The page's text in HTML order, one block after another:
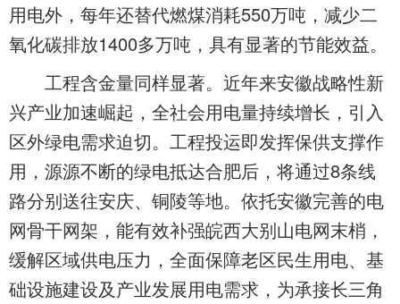
用电外，每年还替代燃煤消耗550万吨，减少二
氧化碳排放1400多万吨，具有显著的节能效益。
工程含金量同样显著。近年来安徽战略性新
兴产业加速崛起，全社会用电量持续增长，引入
区外绿电需求迫切。工程投运即发挥保供支撑作
用，源源不断的绿电抵达合肥后，将通过8条线
路分别送往安庆、铜陵等地。依托安徽完善的电
网骨干网架，能有效补强皖西大别山电网末梢，
缓解区域供电压力，全面保障老区民生用电、基
础设施建设及产业发展用电需求，为承接长三角